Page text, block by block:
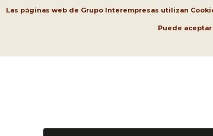
Las páginas web de Grupo Interempresas utilizan
Puede aceptar